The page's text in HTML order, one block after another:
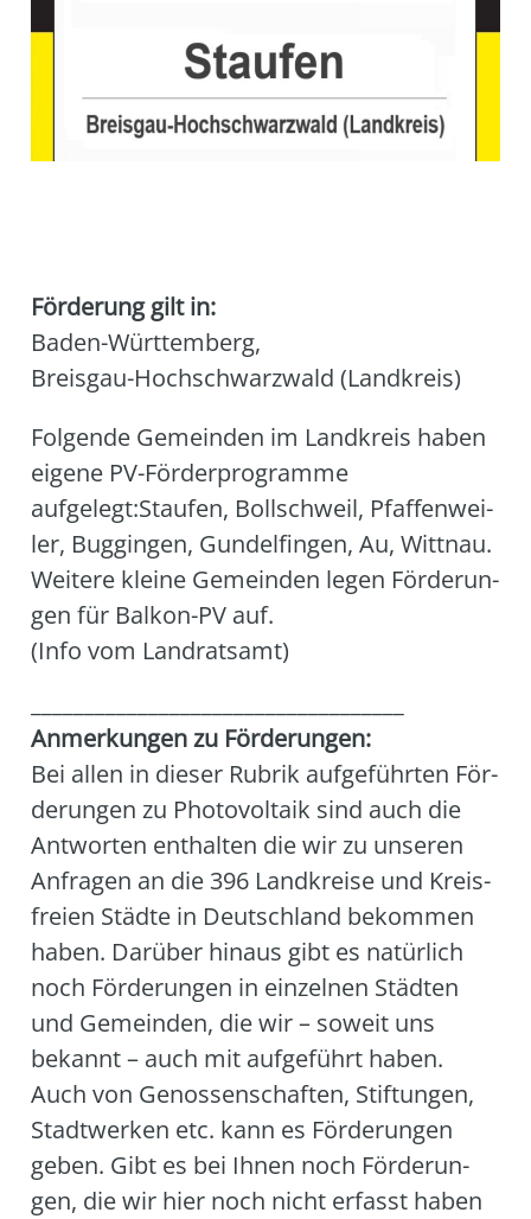
Fol­gen­de Gemein­den im Land­kreis haben
eige­ne PV-För­der­pro­gram­me
aufgelegt:Staufen, Boll­sch­weil, Pfaf­fen­wei­
ler, Bug­gin­gen, Gun­del­fin­gen, Au, Witt­nau.
Wei­te­re klei­ne Gemein­den legen För­de­run­
gen für Bal­kon-PV auf.
(Info vom Land­rats­amt)
Anmer­kun­gen zu För­de­run­gen:
Bei allen in die­ser Rubrik auf­ge­führ­ten För­
de­run­gen zu Pho­to­vol­ta­ik sind auch die
Ant­wor­ten ent­hal­ten die wir zu unse­ren
Anfra­gen an die 396 Land­krei­se und Kreis­
frei­en Städ­te in Deutsch­land bekom­men
haben. Dar­über hin­aus gibt es natür­lich
noch För­de­run­gen in ein­zel­nen Städ­ten
und Gemein­den, die wir – soweit uns
bekannt – auch mit auf­ge­führt haben.
Auch von Genos­sen­schaf­ten, Stif­tun­gen,
Stadt­wer­ken etc. kann es För­de­run­gen
geben. Gibt es bei Ihnen noch För­de­run­
gen, die wir hier noch nicht erfasst haben
Förderung gilt in:
Baden-Württemberg,
Breisgau-Hochschwarzwald (Landkreis)